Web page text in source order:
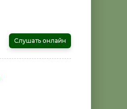
Слушать онлайн